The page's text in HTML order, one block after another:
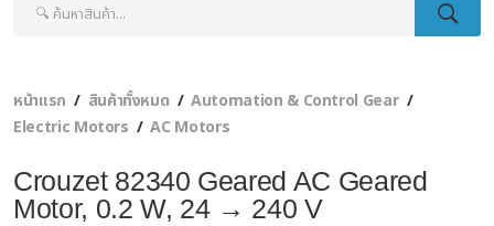
หน้าแรก สินค้าทั้งหมด
Automation & Control Gear
Electric Motors
AC Motors
Crouzet 82340 Geared AC Geared
Motor, 0.2 W, 24 → 240 V